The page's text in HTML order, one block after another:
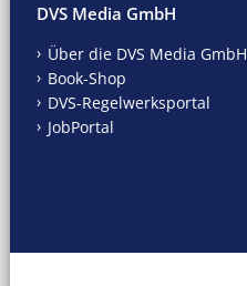
DVS Media GmbH
Über die DVS Media GmbH
Book-Shop
DVS-Regelwerksportal
JobPortal